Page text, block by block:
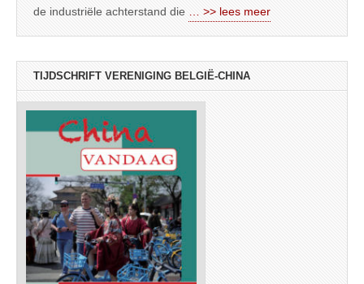
de industriële achterstand die
… >> lees meer
TIJDSCHRIFT VERENIGING BELGIË-CHINA